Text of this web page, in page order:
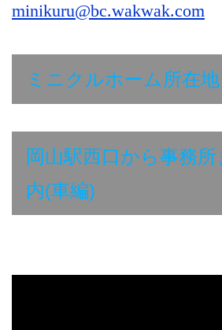
minikuru@bc.wakwak.com
ミニクルホーム所在地
岡山駅西口から事務
内(車編)